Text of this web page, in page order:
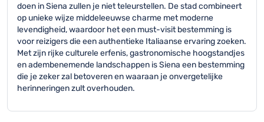
doen in Siena zullen je niet teleurstellen. De stad combineert
op unieke wijze middeleeuwse charme met moderne
levendigheid, waardoor het een must-visit bestemming is
voor reizigers die een authentieke Italiaanse ervaring zoeken.
Met zijn rijke culturele erfenis, gastronomische hoogstandjes
en adembenemende landschappen is Siena een bestemming
die je zeker zal betoveren en waaraan je onvergetelijke
herinneringen zult overhouden.